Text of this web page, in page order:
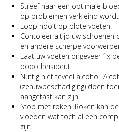
Streef naar een opti­male
op prob­le­men verkleind wordt.
Loop nooit op blote voeten.
Con­toleer alti­jd uw schoe­nen
en andere scherpe
Laat uw voeten ongeveer 1x
podother­a­peut.
Nut­tig niet teveel alco­hol.
(zenuwbeschadig­ing) doen
aange­tast kan zijn.
Stop met roken! Roken kan
vloe­den wat toch al een
zijn.